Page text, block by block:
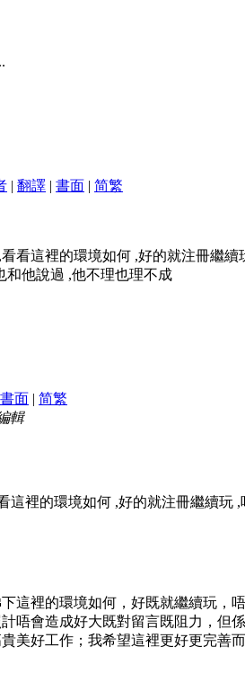
| 翻譯 | 書面 | 简繁
看這裡的環境如何 ,好的就注冊繼續
和他說過 ,他不理也理不成
書面 | 简繁
輯
裡的環境如何 ,好的就注冊繼續玩 ,
這裡的環境如何，好既就繼續玩
唔會造成好大既對留言既阻力，但
美好工作；我希望這裡更好更完善而